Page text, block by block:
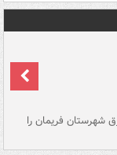
شهرستان فریمان را